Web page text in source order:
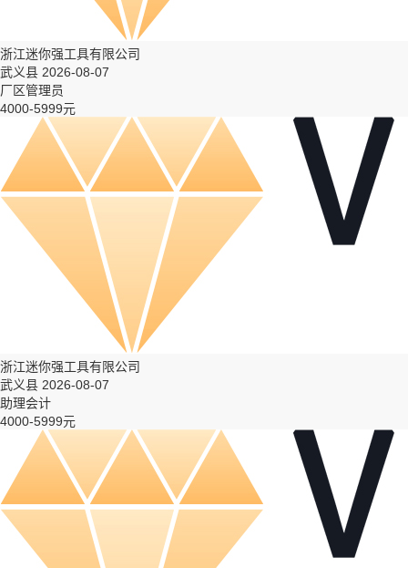
浙江迷你强工具有限公司
武义县 2026-08-07
厂区管理员
4000-5999元
浙江迷你强工具有限公司
武义县 2026-08-07
助理会计
4000-5999元